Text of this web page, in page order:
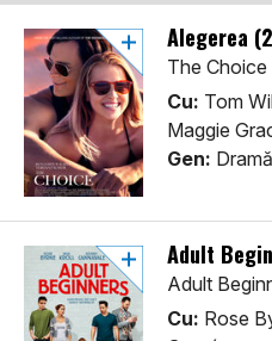
Alegerea
The Choice
Cu: Tom
Maggie
Gen:
Adult
Adult
Cu: Rose